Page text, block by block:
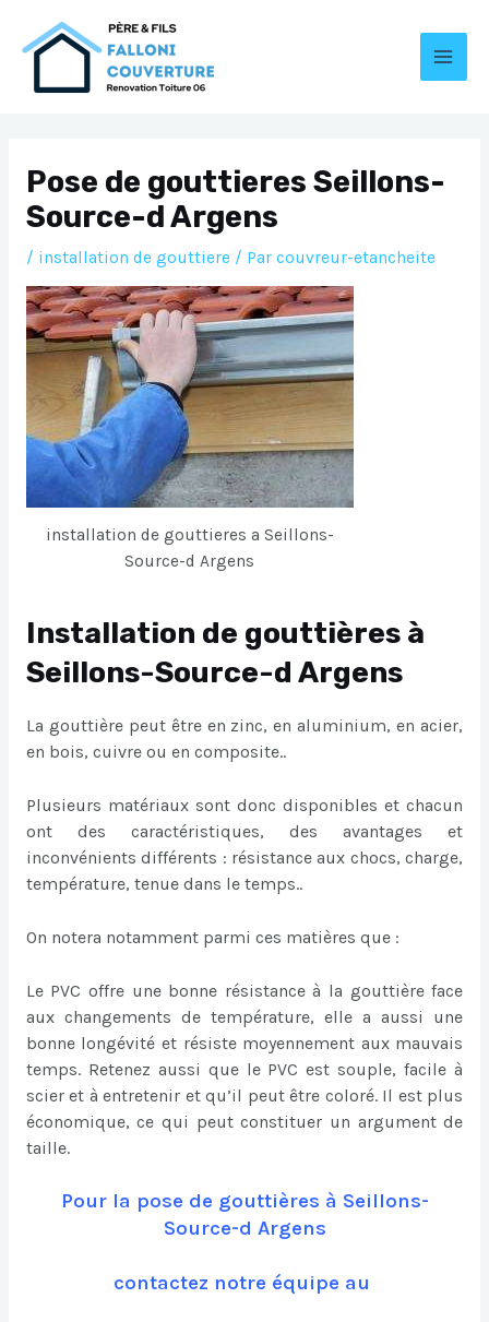
Pose de gouttieres Seillons-
Source-d Argens
/ installation de gouttiere/ Par couvreur-etancheite
installation de gouttieres a Seillons-
Source-d Argens
Installation de gouttières à
Seillons-Source-d Argens
La gouttière peut être en zinc, en aluminium, en acier,
en bois, cuivre ou en composite..
Plusieurs matériaux sont donc disponibles et chacun
ont des caractéristiques, des avantages et
inconvénients différents : résistance aux chocs, charge,
température, tenue dans le temps..
On notera notamment parmi ces matières que :
Le PVC offre une bonne résistance à la gouttière face
aux changements de température, elle a aussi une
bonne longévité et résiste moyennement aux mauvais
temps. Retenez aussi que le PVC est souple, facile à
scier et à entretenir et qu’il peut être coloré. Il est plus
économique, ce qui peut constituer un argument de
taille.
Pour la pose de gouttières à Seillons-
Source-d Argens
contactez notre équipe au